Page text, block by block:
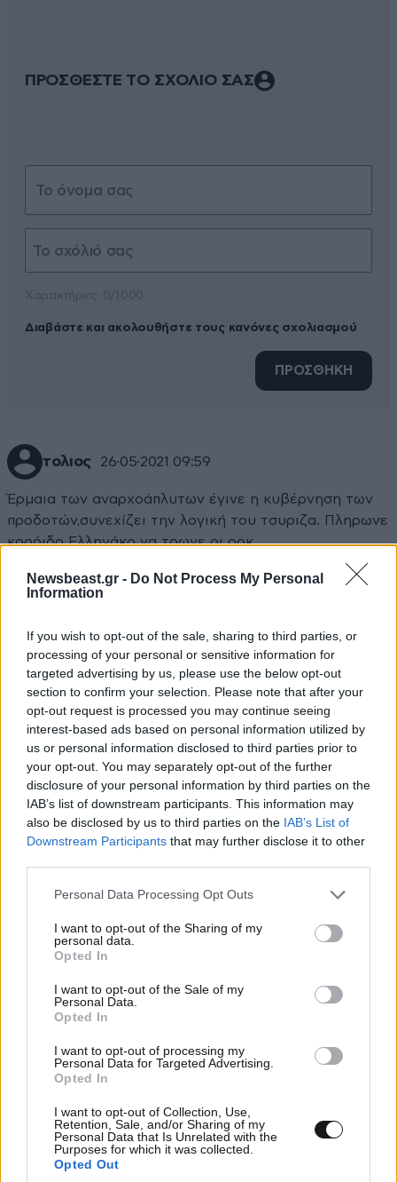
Newsbeast.gr - Do Not Process My Personal
Information
If you wish to opt-out of the sale, sharing to third parties, or
processing of your personal or sensitive information for
targeted advertising by us, please use the below opt-out
section to confirm your selection. Please note that after your
opt-out request is processed you may continue seeing
interest-based ads based on personal information utilized by
us or personal information disclosed to third parties prior to
your opt-out. You may separately opt-out of the further
disclosure of your personal information by third parties on the
IAB’s list of downstream participants. This information may
also be disclosed by us to third parties on the IAB’s List of
Downstream Participants that may further disclose it to other
Please note that this website/app uses one or more Google
not limited to your visit or usage behaviour. You may click to
grant or deny consent to Google and its third-party tags to
use your data for below specified purposes in below Google
consent section.
Personal Data Processing Opt Outs
I want to opt-out of the Sharing of my
personal data.
Opted In
I want to opt-out of the Sale of my
Personal Data.
Opted In
I want to opt-out of processing my
Personal Data for Targeted Advertising.
Opted In
I want to opt-out of Collection, Use,
Retention, Sale, and/or Sharing of my
Personal Data that Is Unrelated with the
Purposes for which it was collected.
Opted Out
ΠΡΟΣΘΕΣΤΕ ΤΟ ΣΧΟΛΙΟ ΣΑΣ
Διαβάστε και ακολουθήστε τους κανόνες σχολιασμού
ΠΡΟΣΘΗΚΗ
τολιος 26·05·2021 09:59
Έρμαια των αναρχοάπλυτων έγινε η κυβέρνηση των
προδοτών,συνεχίζει την λογική του τσυριζα. Πληρωνε
κορόιδο Ελληνάκο να τρωνε οι ορκ....
Απαντήστε 0
EAGLE VIEW 26·05·2021 06:47
Απαντήστε
(((((((???))))))))
Οι ΕΔ αντί να ασχολούνται με την άμυνα της χώρας
και τους Τούρκους που κόβουν βόλτες στο Αιγαίο τις
έχετε μετατρέψει σε μκο....γιατί υπουργέ αγοράσαμε